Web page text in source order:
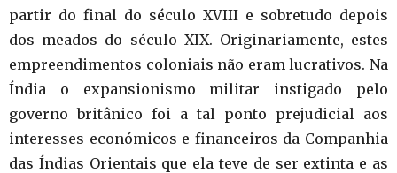
partir do final do século XVIII e sobretudo depois
dos meados do século XIX. Originariamente, estes
empreendimentos coloniais não eram lucrativos. Na
Índia o expansionismo militar instigado pelo
governo britânico foi a tal ponto prejudicial aos
interesses económicos e financeiros da Companhia
das Índias Orientais que ela teve de ser extinta e as